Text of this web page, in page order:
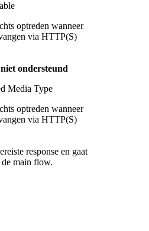
optreden wanneer
via HTTP(S)
ondersteund
Media Type
optreden wanneer
via HTTP(S)
response en gaat
de main flow.